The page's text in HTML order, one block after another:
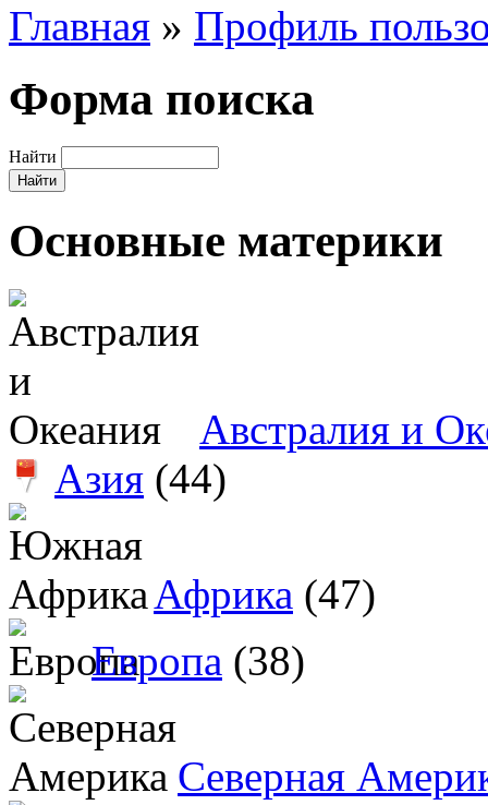
Главная » Профиль
Форма поиска
Найти
Основные материки
Австралия и
Азия (44)
Африка (47)
Европа (38)
Северная